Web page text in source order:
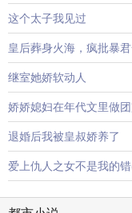
这个太子我见过
皇后葬身火海，疯批暴
继室她娇软动人
娇娇媳妇在年代文里做
退婚后我被皇叔娇养了
爱上仇人之女不是我的